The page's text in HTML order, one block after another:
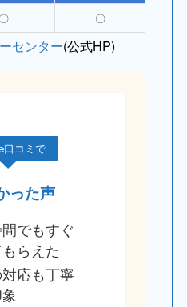
〇 〇
センター(公式HP)
口コミで
った声
でもすぐ
らえた
応も丁寧